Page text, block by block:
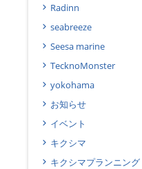
Radinn
seabreeze
Seesa marine
TecknoMonster
yokohama
お知らせ
イベント
キクシマ
キクシマプランニング